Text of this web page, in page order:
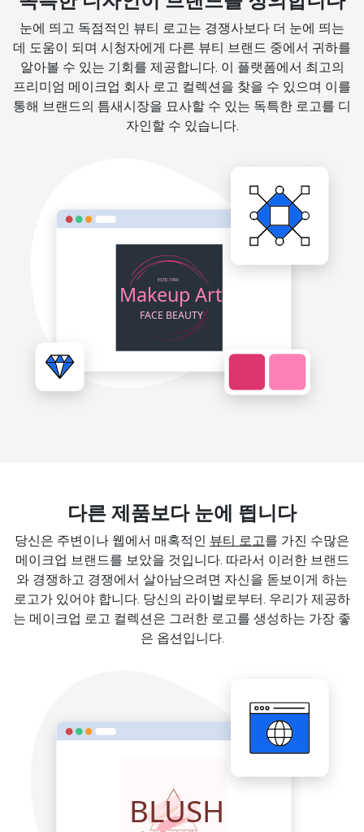
눈에 띄고 독점적인 뷰티 로고는 경쟁사보다 더 눈에 띄는
데 도움이 되며 시청자에게 다른 뷰티 브랜드 중에서 귀하를
알아볼 수 있는 기회를 제공합니다. 이 플랫폼에서 최고의
프리미엄 메이크업 회사 로고 컬렉션을 찾을 수 있으며 이를
통해 브랜드의 틈새시장을 묘사할 수 있는 독특한 로고를 디
자인할 수 있습니다.
다른 제품보다 눈에 띕니다
당신은 주변이나 웹에서 매혹적인 뷰티 로고를 가진 수많은
메이크업 브랜드를 보았을 것입니다. 따라서 이러한 브랜드
와 경쟁하고 경쟁에서 살아남으려면 자신을 돋보이게 하는
로고가 있어야 합니다. 당신의 라이벌로부터. 우리가 제공하
는 메이크업 로고 컬렉션은 그러한 로고를 생성하는 가장 좋
은 옵션입니다.